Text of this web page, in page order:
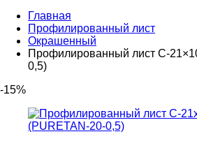
Главная
Профилированный лист
Окрашенный
Профилированный лист С-
0,5)
-15%